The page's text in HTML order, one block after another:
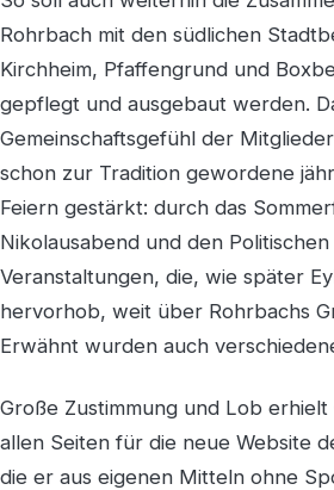
Rohrbach mit den südlichen
Kirchheim, Pfaffengrund und
gepflegt und ausgebaut werden.
Gemeinschaftsgefühl der
schon zur Tradition gewordene
Feiern gestärkt: durch das
Nikolausabend und den
Veranstaltungen, die, wie später
hervorhob, weit über Rohrbachs
Erwähnt wurden auch
Große Zustimmung und Lob
allen Seiten für die neue Website
die er aus eigenen Mitteln ohne